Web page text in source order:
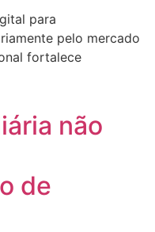
para
pelo mercado
fortalece
não
de